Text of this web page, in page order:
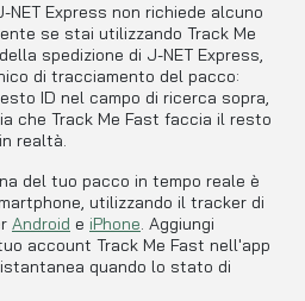
Express non richiede alcuno
se stai utilizzando Track Me
spedizione di J-NET Express,
di tracciamento del pacco:
ID nel campo di ricerca sopra,
che Track Me Fast faccia il resto
realtà.
del tuo pacco in tempo reale è
utilizzando il tracker di
Android e iPhone. Aggiungi
account Track Me Fast nell'app
quando lo stato di